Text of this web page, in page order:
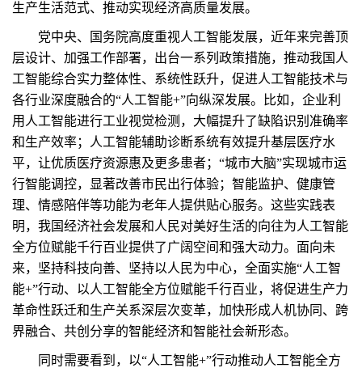
生产生活范式、推动实现经济高质量发展。
党中央、国务院高度重视人工智能发展，近年来完善顶
层设计、加强工作部署，出台一系列政策措施，推动我国人
工智能综合实力整体性、系统性跃升，促进人工智能技术与
各行业深度融合的“人工智能+”向纵深发展。比如，企业利
用人工智能进行工业视觉检测，大幅提升了缺陷识别准确率
和生产效率；人工智能辅助诊断系统有效提升基层医疗水
平，让优质医疗资源惠及更多患者；“城市大脑”实现城市运
行智能调控，显著改善市民出行体验；智能监护、健康管
理、情感陪伴等功能为老年人提供贴心服务。这些实践表
明，我国经济社会发展和人民对美好生活的向往为人工智能
全方位赋能千行百业提供了广阔空间和强大动力。面向未
来，坚持科技向善、坚持以人民为中心，全面实施“人工智
能+”行动、以人工智能全方位赋能千行百业，将促进生产力
革命性跃迁和生产关系深层次变革，加快形成人机协同、跨
界融合、共创分享的智能经济和智能社会新形态。
同时需要看到，以“人工智能+”行动推动人工智能全方